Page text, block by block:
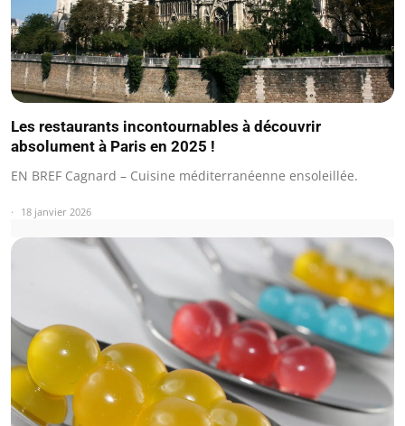
Les restaurants incontournables à découvrir
absolument à Paris en 2025 !
EN BREF Cagnard – Cuisine méditerranéenne ensoleillée.
18 janvier 2026